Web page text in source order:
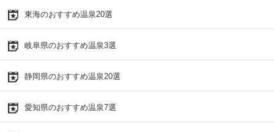
東海のおすすめ温泉20選
岐阜県のおすすめ温泉3選
静岡県のおすすめ温泉20選
愛知県のおすすめ温泉7選